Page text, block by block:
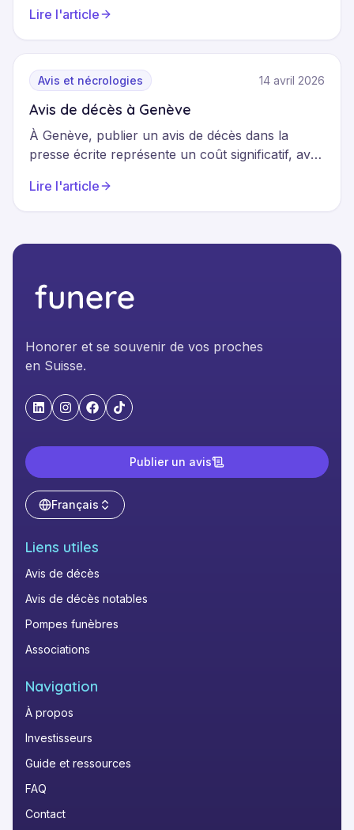
Ruffieux, Murith et Bongard. Ces annonces se
retrouvent sur différents supports : sites des
entreprises funéraires, presse locale et
plateformes numériques. Découvrez où
canton au même endroit.
Lire l'article
Avis et nécrologies 14 avril 2026
Avis de décès à Genève
À Genève, publier un avis de décès dans la
presse écrite représente un coût significatif, avec
Tribune de Genève. Face à cette réalité
financière, plusieurs alternatives numériques
besoins des familles.
Lire l'article
Honorer et se souvenir de vos proches
en Suisse.
"LinkedIn"
"Instagram"
"Facebook"
"TikTok"
Publier un avis
Français
Liens utiles
Avis de décès
Avis de décès notables
Pompes funèbres
Associations
Navigation
À propos
Investisseurs
Guide et ressources
FAQ
Contact